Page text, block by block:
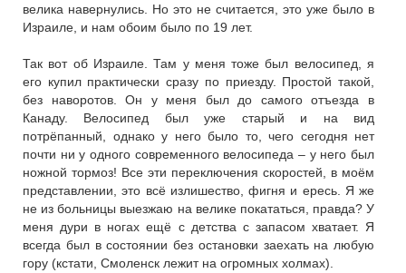
велика навернулись. Но это не считается, это уже было в
Израиле, и нам обоим было по 19 лет.
Так вот об Израиле. Там у меня тоже был велосипед, я
его купил практически сразу по приезду. Простой такой,
без наворотов. Он у меня был до самого отъезда в
Канаду. Велосипед был уже старый и на вид
потрёпанный, однако у него было то, чего сегодня нет
почти ни у одного современного велосипеда – у него был
ножной тормоз! Все эти переключения скоростей, в моём
представлении, это всё излишество, фигня и ересь. Я же
не из больницы выезжаю на велике покататься, правда? У
меня дури в ногах ещё с детства с запасом хватает. Я
всегда был в состоянии без остановки заехать на любую
гору (кстати, Смоленск лежит на огромных холмах).